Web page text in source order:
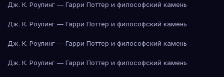
Дж. К. Роулинг — Гарри Поттер и философский камень
Дж. К. Роулинг — Гарри Поттер и философский камень
Дж. К. Роулинг — Гарри Поттер и философский камень
Дж. К. Роулинг — Гарри Поттер и философский камень